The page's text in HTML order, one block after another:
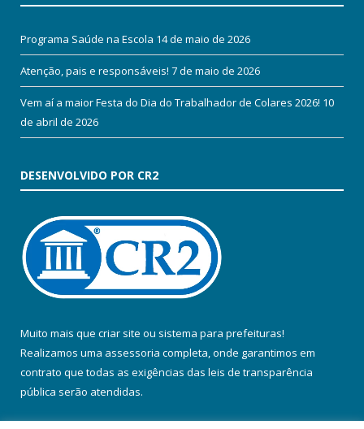
Programa Saúde na Escola 14 de maio de 2026
Atenção, pais e responsáveis! 7 de maio de 2026
Vem aí a maior Festa do Dia do Trabalhador de Colares 2026! 10
de abril de 2026
DESENVOLVIDO POR CR2
Muito mais que criar site ou sistema para prefeituras!
Realizamos uma assessoria completa, onde garantimos em
contrato que todas as exigências das leis de transparência
pública serão atendidas.